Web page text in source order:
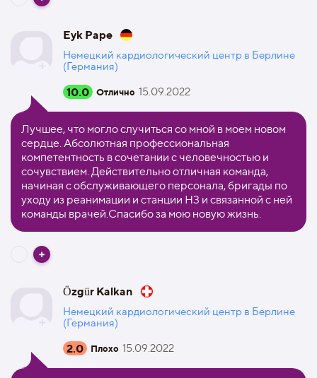
Eyk Pape
Немецкий кардиологический центр в Берлине
(Германия)
10.0 Отлично 15.09.2022
Лучшее, что могло случиться со мной в моем новом
сердце. Абсолютная профессиональная
компетентность в сочетании с человечностью и
сочувствием. Действительно отличная команда,
начиная с обслуживающего персонала, бригады по
уходу из реанимации и станции H3 и связанной с ней
команды врачей.Спасибо за мою новую жизнь.
Özgür Kalkan
Немецкий кардиологический центр в Берлине
(Германия)
2.0 Плохо 15.09.2022